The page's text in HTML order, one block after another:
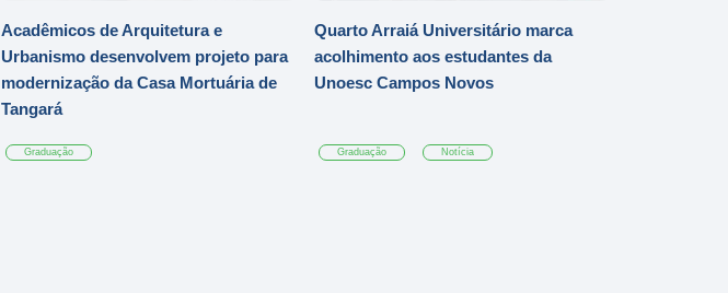
Acadêmicos de Arquitetura e
Urbanismo desenvolvem projeto para
modernização da Casa Mortuária de
Tangará
Graduação
Quarto Arraiá Universitário marca
acolhimento aos estudantes da
Unoesc Campos Novos
Graduação Notícia